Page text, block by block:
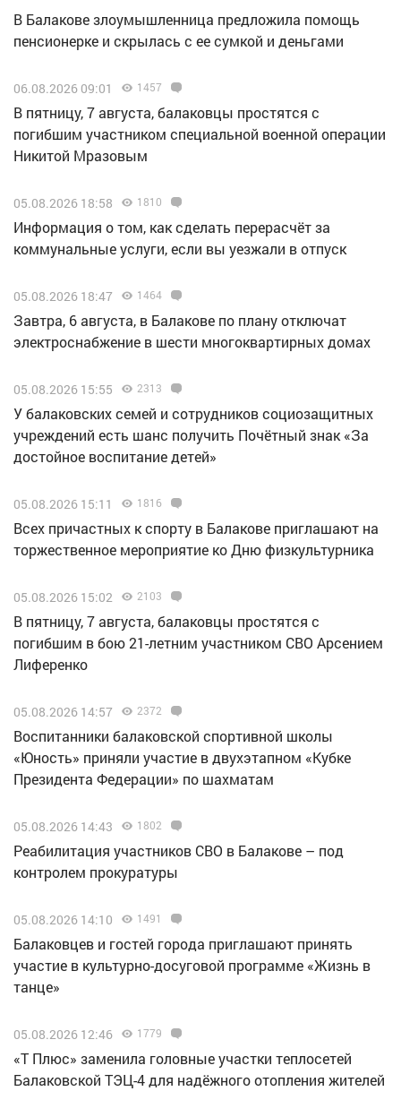
В Балакове злоумышленница предложила помощь
пенсионерке и скрылась с ее сумкой и деньгами
06.08.2026 09:01 1457
В пятницу, 7 августа, балаковцы простятся с
погибшим участником специальной военной операции
Никитой Мразовым
05.08.2026 18:58 1810
Информация о том, как сделать перерасчёт за
коммунальные услуги, если вы уезжали в отпуск
05.08.2026 18:47 1464
Завтра, 6 августа, в Балакове по плану отключат
электроснабжение в шести многоквартирных домах
05.08.2026 15:55 2313
У балаковских семей и сотрудников социозащитных
учреждений есть шанс получить Почётный знак «За
достойное воспитание детей»
05.08.2026 15:11 1816
Всех причастных к спорту в Балакове приглашают на
торжественное мероприятие ко Дню физкультурника
05.08.2026 15:02 2103
В пятницу, 7 августа, балаковцы простятся с
погибшим в бою 21-летним участником СВО Арсением
Лиференко
05.08.2026 14:57 2372
Воспитанники балаковской спортивной школы
«Юность» приняли участие в двухэтапном «Кубке
Президента Федерации» по шахматам
05.08.2026 14:43 1802
Реабилитация участников СВО в Балакове – под
контролем прокуратуры
05.08.2026 14:10 1491
Балаковцев и гостей города приглашают принять
участие в культурно-досуговой программе «Жизнь в
танце»
05.08.2026 12:46 1779
«Т Плюс» заменила головные участки теплосетей
Балаковской ТЭЦ-4 для надёжного отопления жителей